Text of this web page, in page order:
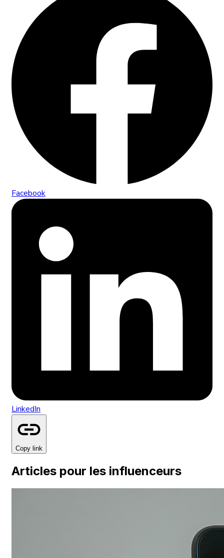
Facebook
LinkedIn
Copy link
Articles pour les influenceurs